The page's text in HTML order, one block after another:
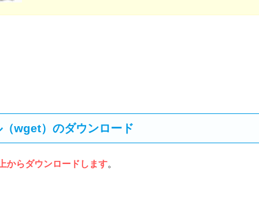
（wget）のダウンロード
からダウンロードします。